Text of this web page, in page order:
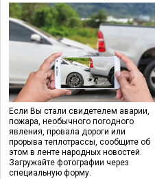
Если Вы стали свидетелем аварии,
пожара, необычного погодного
явления, провала дороги или
прорыва теплотрассы, сообщите об
этом в ленте народных новостей.
Загружайте фотографии через
специальную форму.